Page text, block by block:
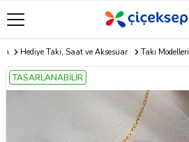
Hediye Takı, Saat ve Aksesuar Takı Modelleri
TASARLANABİLİR